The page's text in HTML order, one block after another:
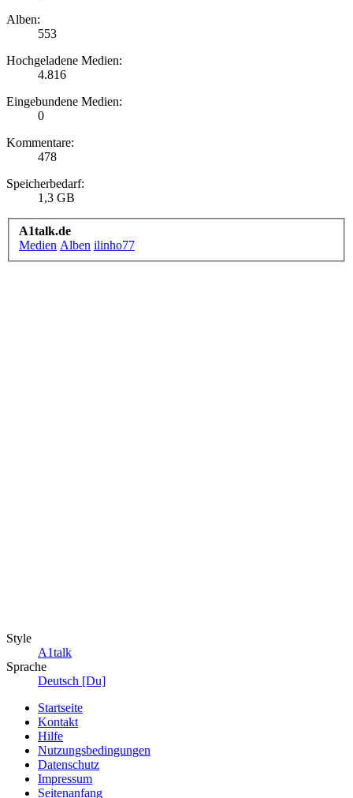
Alben:
553
Hochgeladene Medien:
4.816
Eingebundene Medien:
0
Kommentare:
478
Speicherbedarf:
1,3 GB
A1talk.de
Medien Alben ilinho77
Style
A1talk
Sprache
Deutsch [Du]
Startseite
Kontakt
Hilfe
Nutzungsbedingungen
Datenschutz
Impressum
Seitenanfang